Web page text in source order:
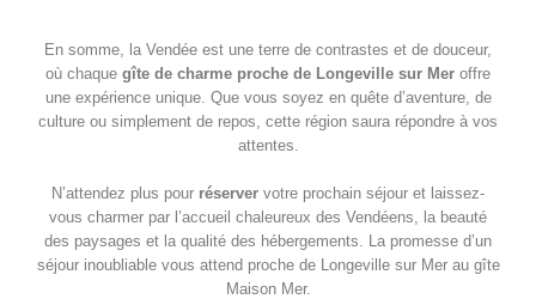
En somme, la Vendée est une terre de contrastes et de douceur,
où chaque gîte de charme proche de Longeville sur Mer offre
une expérience unique. Que vous soyez en quête d’aventure, de
culture ou simplement de repos, cette région saura répondre à vos
attentes.
N’attendez plus pour réserver votre prochain séjour et laissez-
vous charmer par l’accueil chaleureux des Vendéens, la beauté
des paysages et la qualité des hébergements. La promesse d’un
séjour inoubliable vous attend proche de Longeville sur Mer au gîte
Maison Mer.